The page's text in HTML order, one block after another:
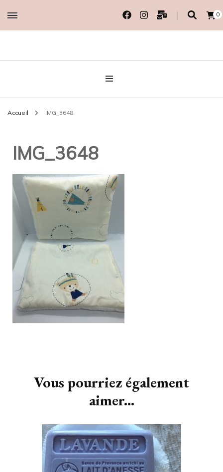
0
MADAME COTON
BIO
Accueil IMG_3648
IMG_3648
d'article
Vous pourriez également
aimer...